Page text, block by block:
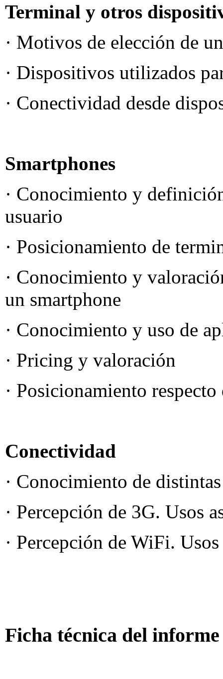
Terminal y otros
· Motivos de elección de
· Dispositivos utilizados
· Conectividad desde
Smartphones
· Conocimiento y
usuario
· Posicionamiento de
· Conocimiento y
un smartphone
· Conocimiento y uso de
· Pricing y valoración
· Posicionamiento
Conectividad
· Conocimiento de
· Percepción de 3G. Usos
· Percepción de WiFi.
Ficha técnica del informe